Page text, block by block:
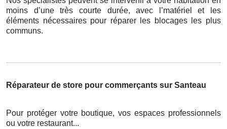
moins d’une très courte durée, avec l’matériel et les
éléments nécessaires pour réparer les blocages les plus
communs.
Réparateur de store pour commerçants sur Santeau
Pour protéger votre boutique, vos espaces professionnels
ou votre restaurant...